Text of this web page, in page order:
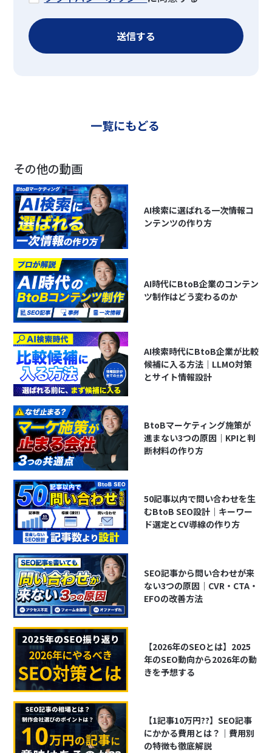
一覧にもどる
その他の動画
AI検索に選ばれる一次情報コ
ンテンツの作り方
AI時代にBtoB企業のコンテン
ツ制作はどう変わるのか
AI検索時代にBtoB企業が比較
候補に入る方法｜LLMO対策
とサイト情報設計
BtoBマーケティング施策が
進まない3つの原因｜KPIと判
断材料の作り方
50記事以内で問い合わせを生
むBtoB SEO設計｜キーワー
ド選定とCV導線の作り方
SEO記事から問い合わせが来
ない3つの原因｜CVR・CTA・
EFOの改善方法
【2026年のSEOとは】2025
年のSEO動向から2026年の動
きを予想する
【1記事10万円??】SEO記事
にかかる費用とは？｜費用別
の特徴も徹底解説